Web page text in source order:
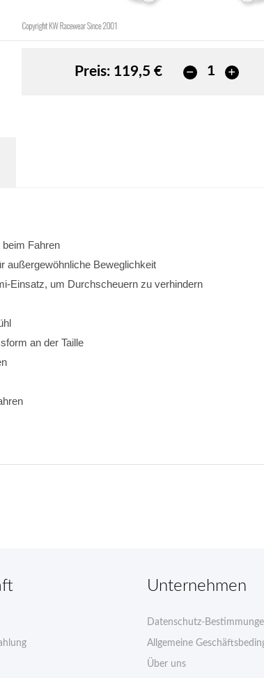
Preis: 119,5 €
Fahren
außergewöhnliche Beweglichkeit
Einsatz, um Durchscheuern zu verhindern
an der Taille
Unternehmen
Datenschutz-
Allgemeine
Über uns